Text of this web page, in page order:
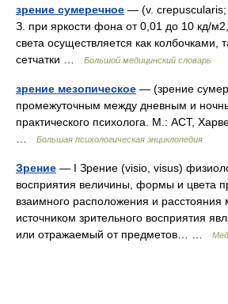
зрение сумеречное — (v. crepuscularis;
З. при яркости фона от 0,01 до 10 кд/
света осуществляется как колбочками,
сетчатки …
Большой медицинский словарь
зрение мезопическое — (зрение
промежуточным между дневным и
практического психолога. М.: АСТ,
Большая психологическая энциклопедия
Зрение — I Зрение (visio, visus)
восприятия величины, формы и цвета
взаимного расположения и
источником зрительного восприятия
или отражаемый от предметов… …